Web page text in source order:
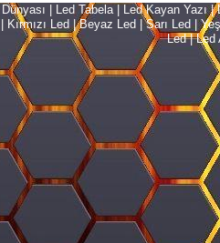
| Led Tabela | Led Kayan
Kırmızı Led | Beyaz Led | Sarı Led |
Led | Led